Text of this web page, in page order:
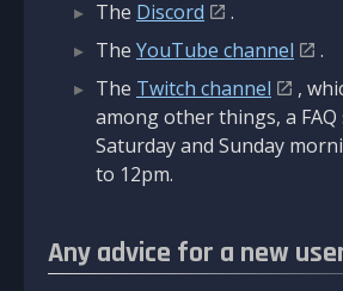
The Discord
.
The YouTube channel
.
The Twitch channel
,
among other things, a FAQ
Saturday and Sunday
to 12pm.
Any advice for a new